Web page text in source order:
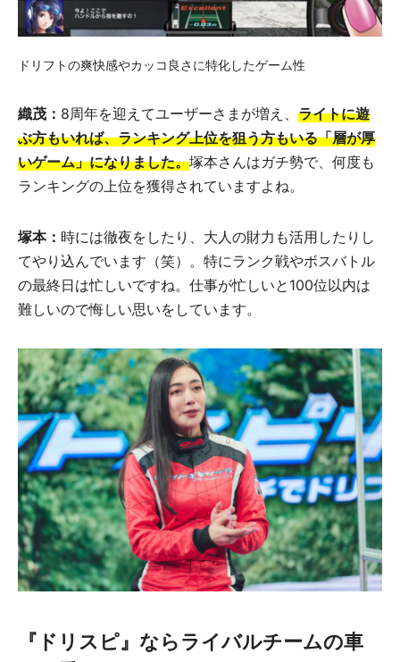
ドリフトの爽快感やカッコ良さに特化したゲーム性
織茂： 8周年を迎えてユーザーさまが増え、 ライトに遊
ぶ方もいれば、ランキング上位を狙う方もいる「層が厚
いゲーム」になりました。塚本さんはガチ勢で、何度も
ランキングの上位を獲得されていますよね。
塚本： 時には徹夜をしたり、大人の財力も活用したりし
てやり込んでいます（笑）。特にランク戦やボスバトル
の最終日は忙しいですね。仕事が忙しいと100位以内は
難しいので悔しい思いをしています。
『ドリスピ』ならライバルチームの車